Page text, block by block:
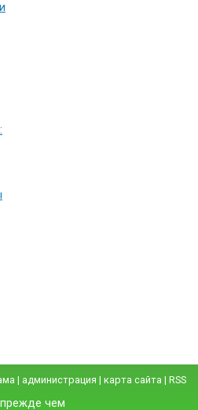
| администрация | карта сайта | RSS
чем